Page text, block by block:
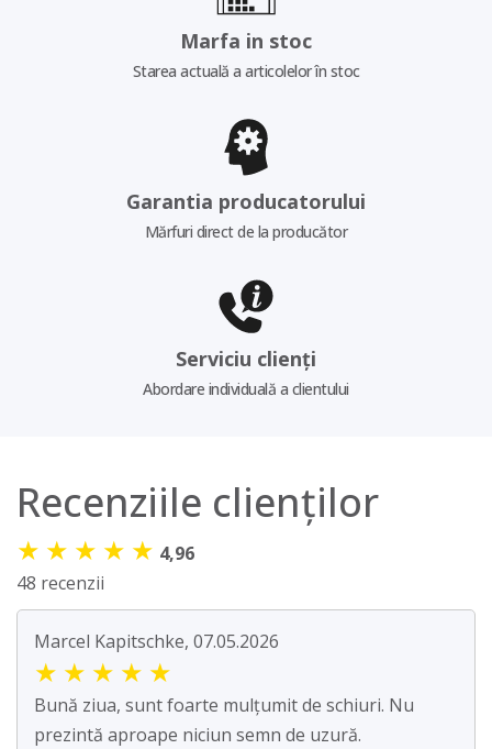
Marfa in stoc
Starea actuală a articolelor în stoc
Garantia producatorului
Mărfuri direct de la producător
Serviciu clienți
Abordare individuală a clientului
Recenziile clienților
★ ★ ★ ★ ★ 4,96
48 recenzii
Marcel Kapitschke, 07.05.2026
★ ★ ★ ★ ★
Bună ziua, sunt foarte mulțumit de schiuri. Nu
prezintă aproape niciun semn de uzură.